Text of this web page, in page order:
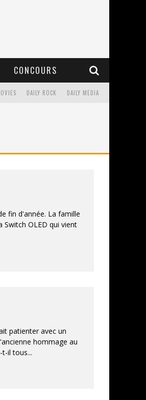
CONCOURS
DAILY MEDIA
DAILY ROCK
fin d'année. La famille
Switch OLED qui vient
patienter avec un
hommage au
t-il tous...